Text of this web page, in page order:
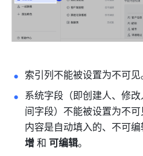
索引列不能被设置为不可见
系统字段（即创建人、修
间字段）不能被设置为不
内容是自动填入的、不可
增 和 可编辑。